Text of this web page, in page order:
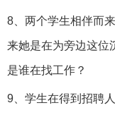
8、两个学生相伴而
来她是在为旁边这位
是谁在找工作？
9、学生在得到招聘